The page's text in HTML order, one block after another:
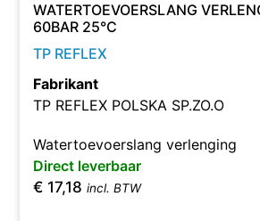
WATERTOEVOERSLANG
60BAR 25°C
TP REFLEX
Fabrikant
TP REFLEX POLSKA SP.ZO.O
Watertoevoerslang verlenging
Direct leverbaar
€ 17,18 incl. BTW